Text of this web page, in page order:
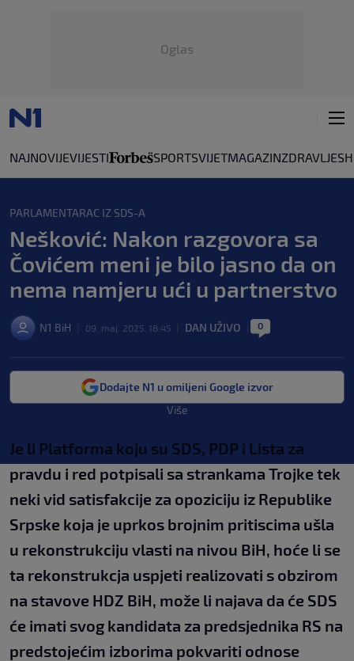
Oglas
NAJNOVIJEVIJESTI SPORTSVIJETMAGAZINZDRAVLJE
PARLAMENTARAC IZ SDS-A
Nešković: Nakon razgovora sa
Čovićem meni je bilo jasno da on
nema namjeru ući u partnerstvo
N1 BiH 09. maj. 2025. 18:45 DAN UŽIVO 0
Dodajte N1 u omiljeni Google izvor
Više
Je li Platforma koju su SDS, PDP i Lista za
pravdu i red potpisali sa strankama Trojke tek
neki vid satisfakcije za opoziciju iz Republike
Srpske koja je uprkos brojnim pritiscima ušla
u rekonstrukciju vlasti na nivou BiH, hoće li se
ta rekonstrukcja uspjeti realizovati s obzirom
na stavove HDZ BiH, može li najava da će SDS
će imati svog kandidata za predsjednika RS na
predstojećim izborima pokvariti odnose